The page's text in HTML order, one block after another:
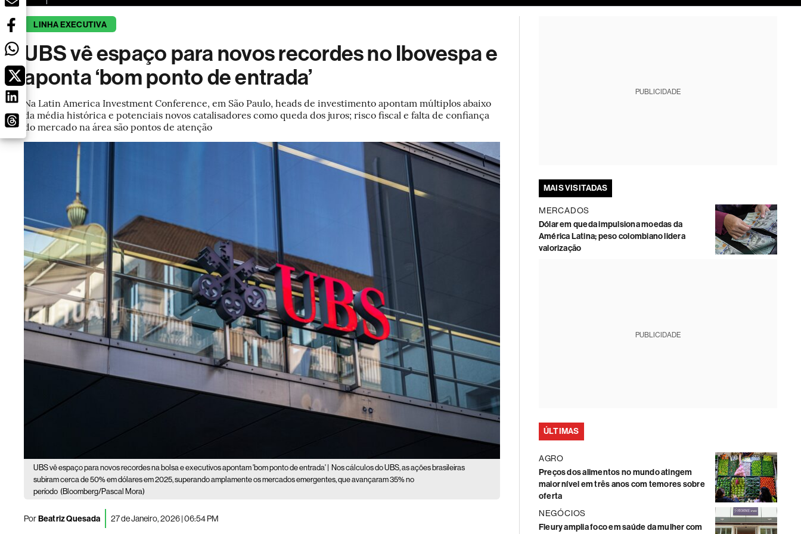
LINHA EXECUTIVA
UBS vê espaço para novos recordes no Ibovespa e
aponta ‘bom ponto de entrada’
Na Latin America Investment Conference, em São Paulo, heads de investimento apontam múltiplos abaixo
da média histórica e potenciais novos catalisadores como queda dos juros; risco fiscal e falta de confiança
do mercado na área são pontos de atenção
UBS vê espaço para novos recordes na bolsa e executivos apontam 'bom ponto de entrada' |
Nos cálculos do UBS, as ações brasileiras
subiram cerca de 50% em dólares em 2025, superando amplamente os mercados emergentes, que avançaram 35% no
período (Bloomberg/Pascal Mora)
PorBeatriz Quesada 27 de Janeiro, 2026 | 06:54 PM
PUBLICIDADE
MAIS VISITADAS
MERCADOS
Dólar em queda impulsiona moedas da
América Latina; peso colombiano lidera
valorização
PUBLICIDADE
ÚLTIMAS
AGRO
Preços dos alimentos no mundo atingem
maior nível em três anos com temores sobre
oferta
NEGÓCIOS
Fleury amplia foco em saúde da mulher com